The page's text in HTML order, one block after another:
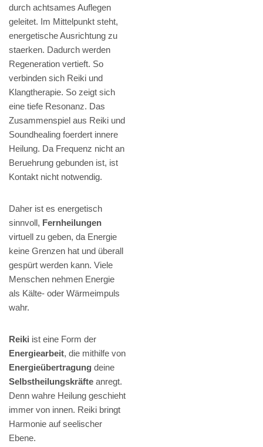
durch achtsames Auflegen
geleitet. Im Mittelpunkt steht,
energetische Ausrichtung zu
staerken. Dadurch werden
Regeneration vertieft. So
verbinden sich Reiki und
Klangtherapie. So zeigt sich
eine tiefe Resonanz. Das
Zusammenspiel aus Reiki und
Soundhealing foerdert innere
Heilung. Da Frequenz nicht an
Beruehrung gebunden ist, ist
Kontakt nicht notwendig.
Daher ist es energetisch
sinnvoll, Fernheilungen
virtuell zu geben, da Energie
keine Grenzen hat und überall
gespürt werden kann. Viele
Menschen nehmen Energie
als Kälte- oder Wärmeimpuls
wahr.
Reiki ist eine Form der
Energiearbeit, die mithilfe von
Energieübertragung deine
Selbstheilungskräfte anregt.
Denn wahre Heilung geschieht
immer von innen. Reiki bringt
Harmonie auf seelischer
Ebene.